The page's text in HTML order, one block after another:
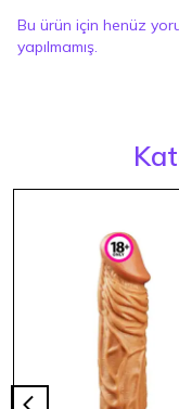
Bu ürün için henüz
yapılmamış.